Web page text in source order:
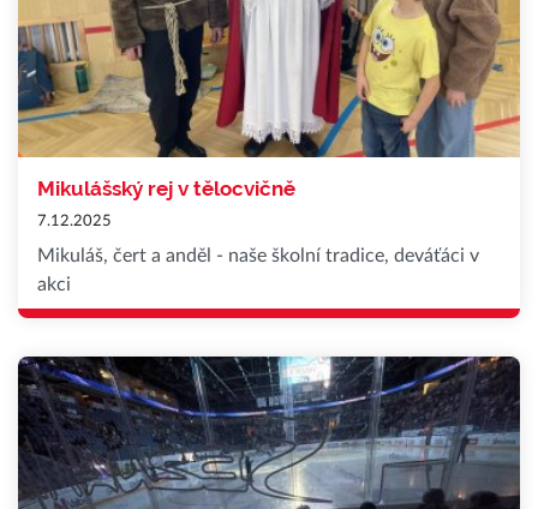
Mikulášský rej v tělocvičně
7.12.2025
Mikuláš, čert a anděl - naše školní tradice, deváťáci v
akci